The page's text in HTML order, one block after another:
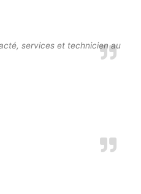
services et technicien au